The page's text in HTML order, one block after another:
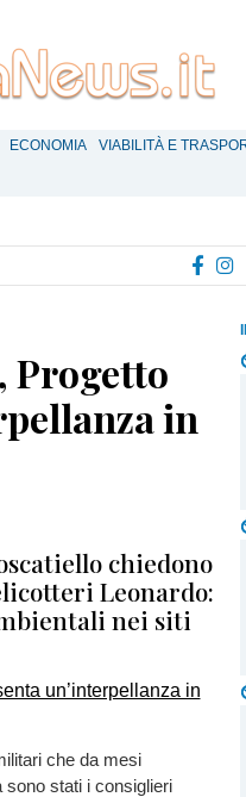
ECONOMIA VIABILITÀ E
Progetto
in
chiedono
Leonardo:
nei siti
che da mesi
sono stati i consiglieri